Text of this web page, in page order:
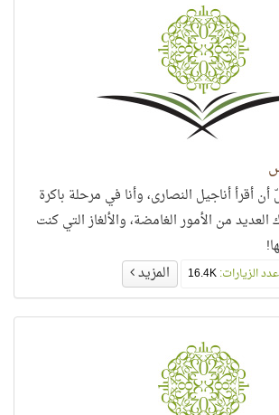
أقرأ أناجيل النصارى، وأنا في مرحلة باكرة
من الأمور الغامضة، والألغاز التي كنت
عدد الزيارات:16.4K المزيد